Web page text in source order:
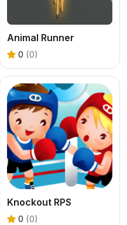
Animal Runner
0 (0)
Knockout RPS
0 (0)